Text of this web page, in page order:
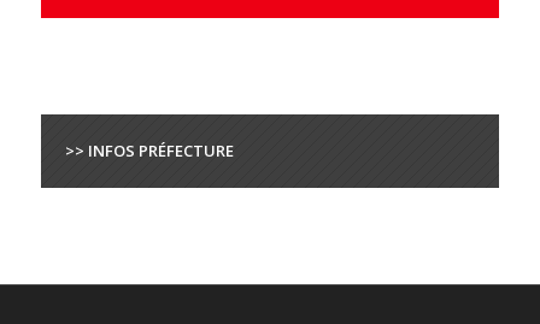
>> INFOS PRÉFECTURE